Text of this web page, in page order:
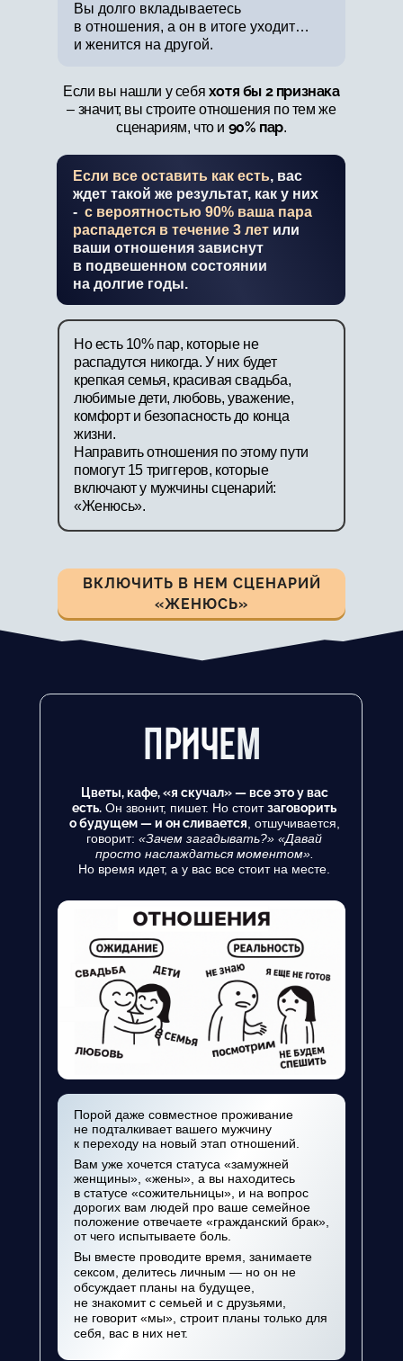
Если вы нашли у себя хотя бы 2 признака
– значит, вы строите отношения по тем же
сценариям, что и 90% пар.
Но есть 10% пар, которые не
распадутся никогда. У них будет
крепкая семья, красивая свадьба,
любимые дети, любовь, уважение,
комфорт и безопасность до конца
жизни.
Направить отношения по этому пути
помогут 15 триггеров, которые
включают у мужчины сценарий:
«Женюсь».
Если все оставить как есть, вас
ждет такой же результат, как у них
- с вероятностью 90% ваша пара
распадется в течение 3 лет или
ваши отношения зависнут
в подвешенном состоянии
на долгие годы.
Вы долго вкладываетесь
в отношения, а он в итоге уходит…
и женится на другой.
ВКЛЮЧИТЬ В НЕМ СЦЕНАРИЙ
«ЖЕНЮСЬ»
ПРИЧЕМ
Цветы, кафе, «я скучал» — все это у вас
есть. Он звонит, пишет. Но стоитзаговорить
о будущем — и он сливается , отшучивается,
говорит: «Зачем загадывать?» «Давай
просто наслаждаться моментом».
Но время идет, а у вас все стоит на месте.
Порой даже совместное проживание
не подталкивает вашего мужчину
к переходу на новый этап отношений.
Вам уже хочется статуса «замужней
женщины», «жены», а вы находитесь
в статусе «сожительницы», и на вопрос
дорогих вам людей про ваше семейное
положение отвечаете «гражданский брак»,
от чего испытываете боль.
Вы вместе проводите время, занимаете
сексом, делитесь личным — но он не
обсуждает планы на будущее,
не знакомит с семьей и с друзьями,
не говорит «мы», строит планы только для
себя, вас в них нет.